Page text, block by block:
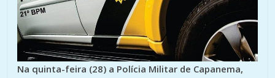
Na quinta-feira (28) a Polícia Militar de Capanema,